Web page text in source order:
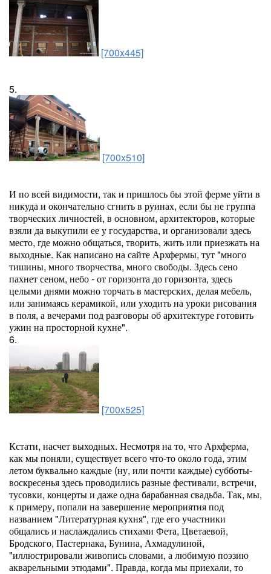
[700x445]
5.
[700x510]
И по всей видимости, так и пришлось бы этой ферме уйти в
никуда и окончательно сгнить в руинах, если бы не группа
творческих личностей, в основном, архитекторов, которые
взяли да выкупили ее у государства, и организовали здесь
место, где можно общаться, творить, жить или приезжать на
выходные. Как написано на сайте Архфермы, тут "много
тишины, много творчества, много свободы. Здесь сено
пахнет сеном, небо - от горизонта до горизонта, здесь
целыми днями можно торчать в мастерских, делая мебель,
или занимаясь керамикой, или уходить на уроки рисования
в поля, а вечерами под разговоры об архитектуре готовить
ужин на просторной кухне".
6.
[700x525]
Кстати, насчет выходных. Несмотря на то, что Архферма,
как мы поняли, существует всего что-то около года, этим
летом буквально каждые (ну, или почти каждые) субботы-
воскресенья здесь проводились разные фестивали, встречи,
тусовки, концерты и даже одна барабанная свадьба. Так, мы,
к примеру, попали на завершение мероприятия под
названием "Литературная кухня", где его участники
общались и наслаждались стихами Фета, Цветаевой,
Бродского, Пастернака, Бунина, Ахмадулиной,
"иллюстрировали живопись словами, а любимую поэзию
акварельными этюдами". Правда, когда мы приехали, то